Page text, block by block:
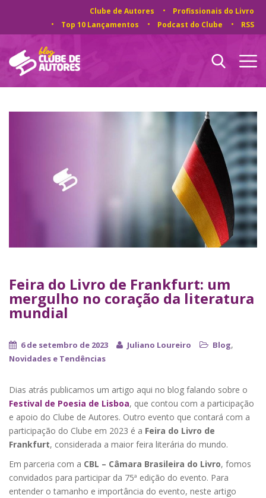
Clube de Autores
Profissionais do Livro
Top 10 Lançamentos
Podcast do Clube RSS
Feira do Livro de Frankfurt: um
mergulho no coração da literatura
mundial
6 de setembro de 2023 Juliano Loureiro Blog,
Novidades e Tendências
Dias atrás publicamos um artigo aqui no blog falando sobre o
Festival de Poesia de Lisboa, que contou com a participação
e apoio do Clube de Autores. Outro evento que contará com a
participação do Clube em 2023 é a Feira do Livro de
Frankfurt, considerada a maior feira literária do mundo.
Em parceria com a CBL – Câmara Brasileira do Livro, fomos
convidados para participar da 75ª edição do evento. Para
entender o tamanho e importância do evento, neste artigo